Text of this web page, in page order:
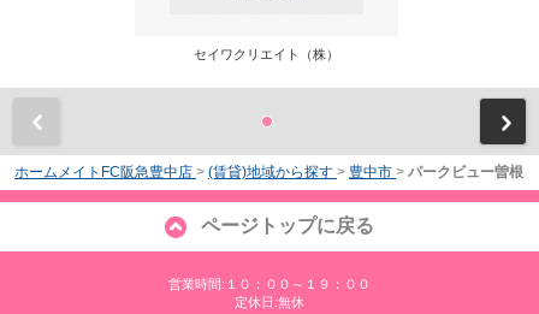
セイワクリエイト（株）
ホームメイトFC阪急豊中店 > (賃貸)地域から探す > 豊中市 > パークビュー曽根
ページトップに戻る
営業時間:１０：００～１９：００
定休日:無休